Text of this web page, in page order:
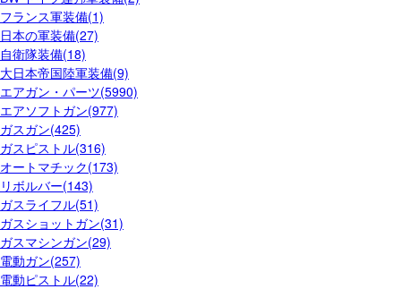
フランス軍装備(1)
日本の軍装備(27)
自衛隊装備(18)
大日本帝国陸軍装備(9)
エアガン・パーツ(5990)
エアソフトガン(977)
ガスガン(425)
ガスピストル(316)
オートマチック(173)
リボルバー(143)
ガスライフル(51)
ガスショットガン(31)
ガスマシンガン(29)
電動ガン(257)
電動ピストル(22)